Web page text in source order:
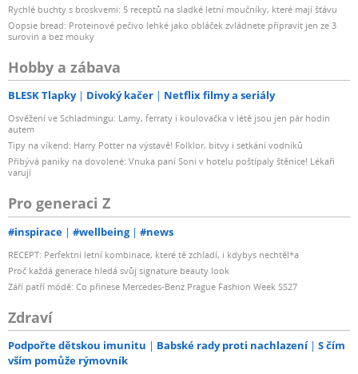
Rychlé buchty s broskvemi: 5 receptů na sladké letní moučníky, které mají šťávu
Oopsie bread: Proteinové pečivo lehké jako obláček zvládnete připravit jen ze 3
surovin a bez mouky
Hobby a zábava
BLESK Tlapky Divoký kačer Netflix filmy a seriály
Osvěžení ve Schladmingu: Lamy, ferraty i koulovačka v létě jsou jen pár hodin
autem
Tipy na víkend: Harry Potter na výstavě! Folklor, bitvy i setkání vodníků
Přibývá paniky na dovolené: Vnuka paní Soni v hotelu poštípaly štěnice! Lékaři
varují
Pro generaci Z
#inspirace #wellbeing #news
RECEPT: Perfektní letní kombinace, které tě zchladí, i kdybys nechtěl*a
Proč každá generace hledá svůj signature beauty look
Září patří módě: Co přinese Mercedes-Benz Prague Fashion Week SS27
Zdraví
Podpořte dětskou imunitu Babské rady proti nachlazení
S čím
vším pomůže rýmovník